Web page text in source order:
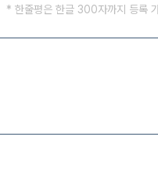
* 한줄평은 한글 300자까지 등록